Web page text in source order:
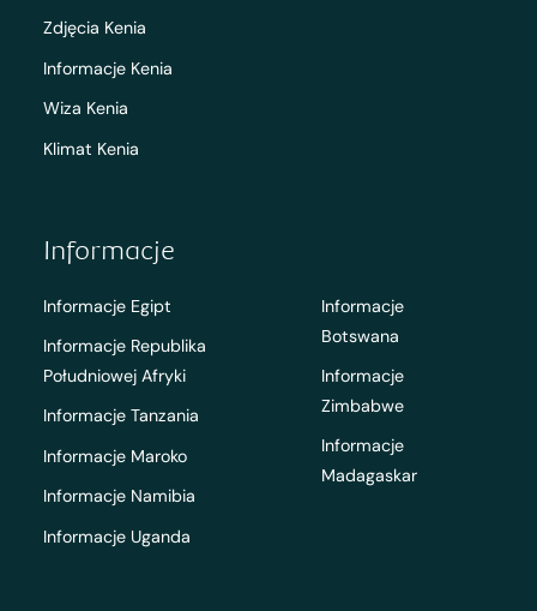
Zdjęcia Kenia
Informacje Kenia
Wiza Kenia
Klimat Kenia
Informacje
Informacje Egipt
Informacje Republika
Południowej Afryki
Informacje Tanzania
Informacje Maroko
Informacje Namibia
Informacje Uganda
Informacje
Botswana
Informacje
Zimbabwe
Informacje
Madagaskar